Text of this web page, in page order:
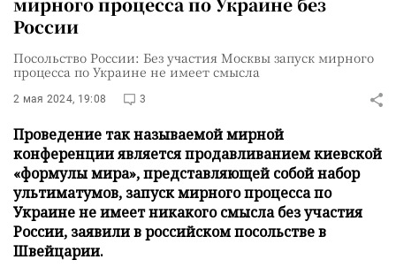
России
Посольство России: Без участия Москвы запуск мирного
процесса по Украине не имеет смысла
2 мая 2024, 19:08 3
Проведение так называемой мирной
конференции является продавливанием киевской
«формулы мира», представляющей собой набор
ультиматумов, запуск мирного процесса по
Украине не имеет никакого смысла без участия
России, заявили в российском посольстве в
Швейцарии.